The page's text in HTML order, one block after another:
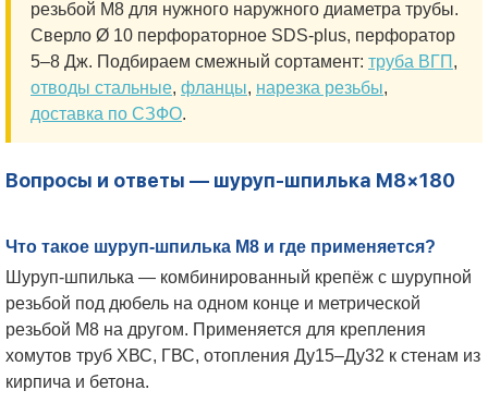
резьбой М8 для нужного наружного диаметра трубы.
Сверло Ø 10 перфораторное SDS-plus, перфоратор
5–8 Дж. Подбираем смежный сортамент: труба ВГП ,
отводы стальные, фланцы, нарезка резьбы,
доставка по СЗФО.
Вопросы и ответы — шуруп-шпилька М8×180
Что такое шуруп-шпилька М8 и где применяется?
Шуруп-шпилька — комбинированный крепёж с шурупной
резьбой под дюбель на одном конце и метрической
резьбой М8 на другом. Применяется для крепления
хомутов труб ХВС, ГВС, отопления Ду15–Ду32 к стенам из
кирпича и бетона.